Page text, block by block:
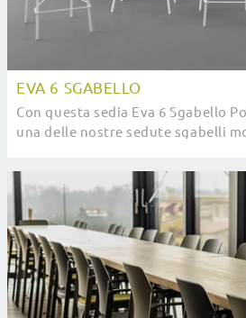
EVA 6 SGABELLO
Con questa sedia Eva 6 Sgabello
una delle nostre sedute sgabelli